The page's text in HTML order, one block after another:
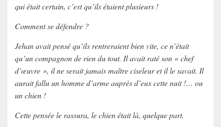
qui était certain, c’est qu’ils étaient plusieurs !
Comment se défendre ?
Jehan avait pensé qu’ils rentreraient bien vite, ce n’était
qu’un compagnon de rien du tout. Il avait raté son « chef
d’œuvre », il ne serait jamais maître ciseleur et il le savait. Il
aurait fallu un homme d’arme auprès d’eux cette nuit !… ou
un chien !
Cette pensée le rassura, le chien était là, quelque part.